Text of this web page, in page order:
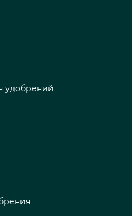
удобрений